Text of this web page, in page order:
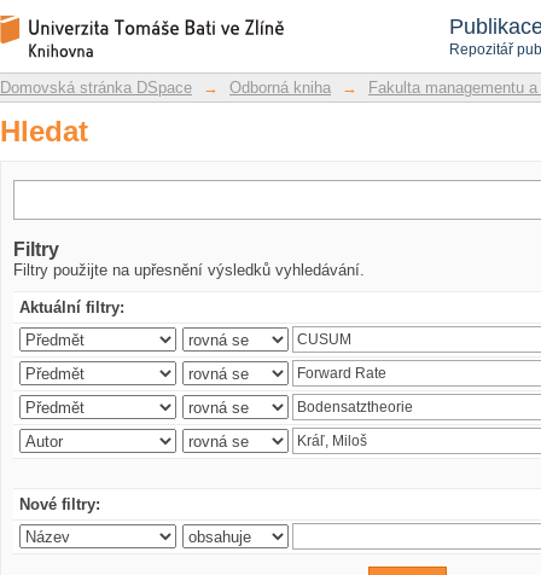
Repozitář
Hledat
Repozitář DSpace/Manakin
Domovská stránka DSpace → Odborná kniha → Fakulta managementu
Hledat
Filtry
Filtry použijte na upřesnění výsledků vyhledávání.
Aktuální filtry:
Nové filtry: